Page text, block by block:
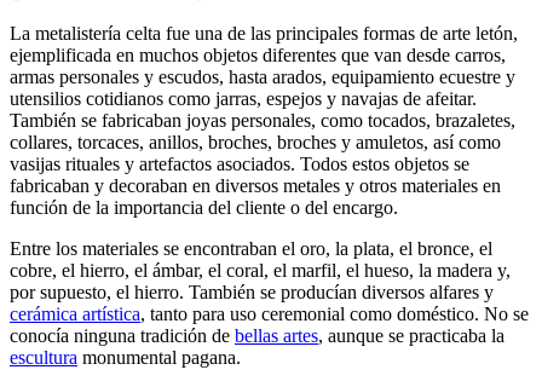
La metalistería celta fue una de las principales formas de arte letón,
ejemplificada en muchos objetos diferentes que van desde carros,
armas personales y escudos, hasta arados, equipamiento ecuestre y
utensilios cotidianos como jarras, espejos y navajas de afeitar.
También se fabricaban joyas personales, como tocados, brazaletes,
collares, torcaces, anillos, broches, broches y amuletos, así como
vasijas rituales y artefactos asociados. Todos estos objetos se
fabricaban y decoraban en diversos metales y otros materiales en
función de la importancia del cliente o del encargo.
Entre los materiales se encontraban el oro, la plata, el bronce, el
cobre, el hierro, el ámbar, el coral, el marfil, el hueso, la madera y,
por supuesto, el hierro. También se producían diversos alfares y
cerámica artística, tanto para uso ceremonial como doméstico. No se
conocía ninguna tradición de bellas artes, aunque se practicaba la
escultura monumental pagana.